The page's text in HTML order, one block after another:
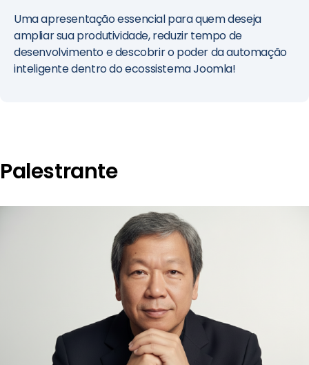
Uma apresentação essencial para quem deseja
ampliar sua produtividade, reduzir tempo de
desenvolvimento e descobrir o poder da automação
inteligente dentro do ecossistema Joomla!
Palestrante